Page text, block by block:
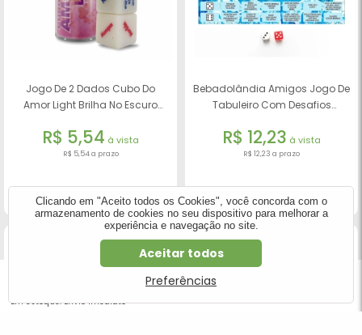
Em estoque. Envio imediato
Jogo De 2 Dados Cubo Do
Amor Light Brilha No Escuro
Diversão Ao Cubo
R$ 5,54 à vista
R$ 5,54 a prazo
COMPRAR
Bebadolândia Amigos Jogo De
Tabuleiro Com Desafios
R$ 12,23 à vista
R$ 12,23 a prazo
COMPRAR
Clicando em "Aceito todos os Cookies", você concorda com o
armazenamento de cookies no seu dispositivo para melhorar a
experiência e navegação no site.
Preferências
Aceitar todos